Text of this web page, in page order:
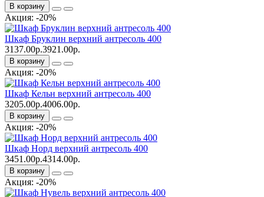
В корзину
Акция: -20%
Шкаф Бруклин верхний антресоль 400
3137.00р.3921.00р.
В корзину
Акция: -20%
Шкаф Кельн верхний антресоль 400
3205.00р.4006.00р.
В корзину
Акция: -20%
Шкаф Норд верхний антресоль 400
3451.00р.4314.00р.
В корзину
Акция: -20%